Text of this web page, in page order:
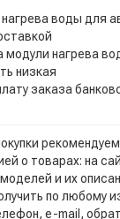
воды для
модули нагрева
низкая
заказа
о товарах: на
и их
по любому
e-mail,